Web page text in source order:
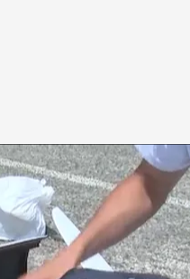
unas 60 muestras